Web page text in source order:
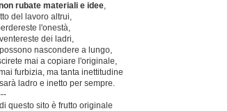
rubate materiali e idee,
del lavoro altrui,
l'onestà,
dei ladri,
nascondere a lungo,
mai a copiare l'originale,
furbizia, ma tanta inettitudine
ladro e inetto per sempre.
questo sito è frutto originale